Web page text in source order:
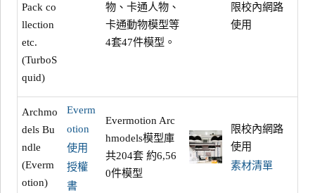
Pack co
llection
etc.
(TurboS
quid)
物、卡通人物、
卡通動物模型等
4套47件模型。
限校內網路
使用
Archmo
dels Bu
ndle
(Everm
otion)
Everm
otion
使用
授權
書
Evermotion Arc
hmodels模型庫
共204套 約6,56
0件模型
限校內網路
使用
素材清單